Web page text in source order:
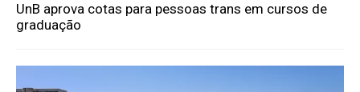
UnB aprova cotas para pessoas trans em cursos de
graduação